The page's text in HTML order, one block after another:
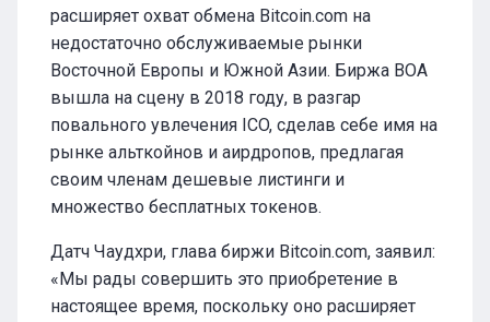
расширяет охват обмена Bitcoin.com на
недостаточно обслуживаемые рынки
Восточной Европы и Южной Азии. Биржа BOA
вышла на сцену в 2018 году, в разгар
повального увлечения ICO, сделав себе имя на
рынке альткойнов и аирдропов, предлагая
своим членам дешевые листинги и
множество бесплатных токенов.
Датч Чаудхри, глава биржи Bitcoin.com, заявил:
«Мы рады совершить это приобретение в
настоящее время, поскольку оно расширяет